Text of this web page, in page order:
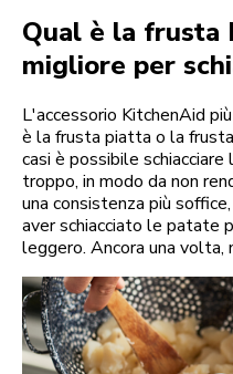
Qual è la frusta
migliore per
L'accessorio KitchenAid
è la frusta piatta o la
casi è possibile
troppo, in modo da non
una consistenza più
aver schiacciato le patate
leggero. Ancora una volta,